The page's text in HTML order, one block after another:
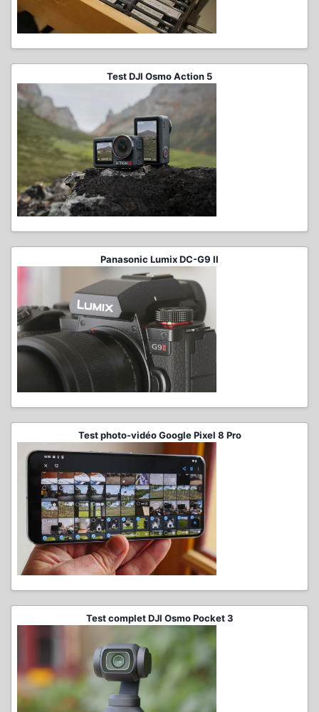
Test DJI Osmo Action 5
Panasonic Lumix DC-G9 II
Test photo-vidéo Google Pixel 8 Pro
Test complet DJI Osmo Pocket 3